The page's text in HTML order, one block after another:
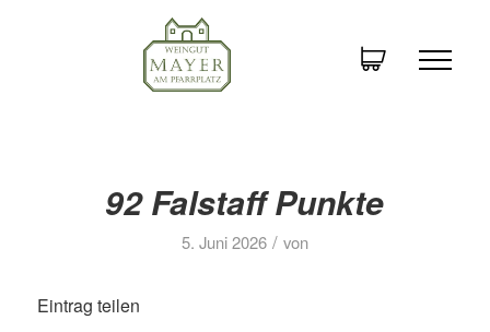
92 Falstaff Punkte
5. Juni 2026 / von
Eintrag teilen